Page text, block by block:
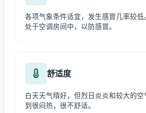
各项气象条件适宜，发生感冒几率较低
处于空调房间中，以防感冒。
舒适度
白天天气晴好，但烈日炎炎和较大的
到很闷热，很不舒适。